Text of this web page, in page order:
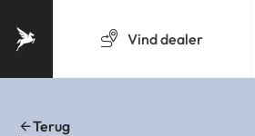
Vinddealer
Terug